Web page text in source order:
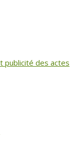
publicité des actes